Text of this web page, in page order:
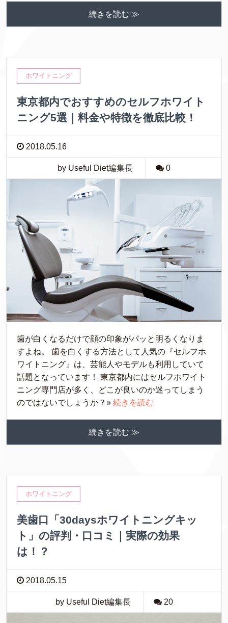
続きを読む ≫
ホワイトニング
東京都内でおすすめのセルフホワイト
ニング5選｜料金や特徴を徹底比較！
2018.05.16
by Useful Diet編集長 0
歯が白くなるだけで顔の印象がパッと明るくなりま
すよね。 歯を白くする方法として人気の『セルフホ
ワイトニング』は、芸能人やモデルも利用していて
話題となっています！ 東京都内にはセルフホワイト
ニング専門店が多く、どこが良いのか迷ってしまう
のではないでしょうか？» 続きを読む
続きを読む ≫
ホワイトニング
美歯口「30daysホワイトニングキッ
ト」の評判・口コミ｜実際の効果
は！？
2018.05.15
by Useful Diet編集長 20